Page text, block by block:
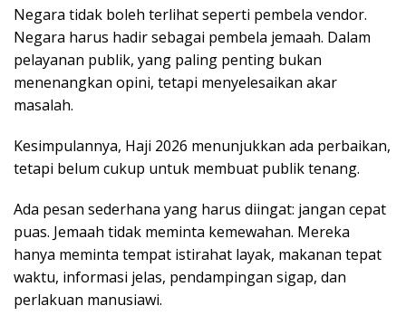
Negara tidak boleh terlihat seperti pembela vendor.
Negara harus hadir sebagai pembela jemaah. Dalam
pelayanan publik, yang paling penting bukan
menenangkan opini, tetapi menyelesaikan akar
masalah.
Kesimpulannya, Haji 2026 menunjukkan ada perbaikan,
tetapi belum cukup untuk membuat publik tenang.
Ada pesan sederhana yang harus diingat: jangan cepat
puas. Jemaah tidak meminta kemewahan. Mereka
hanya meminta tempat istirahat layak, makanan tepat
waktu, informasi jelas, pendampingan sigap, dan
perlakuan manusiawi.